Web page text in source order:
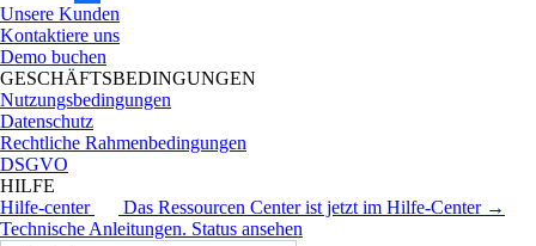
Unsere Kunden
Kontaktiere uns
Demo buchen
GESCHÄFTSBEDINGUNGEN
Nutzungsbedingungen
Datenschutz
Rechtliche Rahmenbedingungen
DSGVO
HILFE
Hilfe-center
Das Ressourcen Center ist jetzt im Hilfe-Center →
Technische Anleitungen. Status ansehen